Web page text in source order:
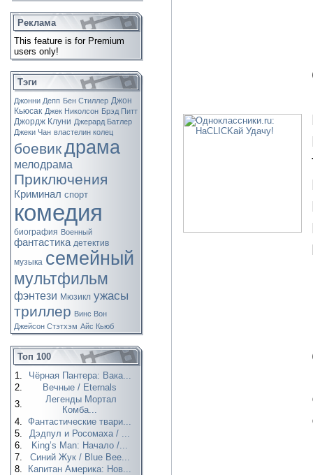
Реклама
This feature is for Premium
users only!
Тэги
Джонни Депп Бен Стиллер Джон
Кьюсак Джек Николсон Брэд Питт
Джордж Клуни Джерард Батлер
Джеки Чан властелин колец
боевикдрама
мелодрама
Приключения
Криминал спорт
комедия
биография Военный
фантастика детектив
музыка семейный
мультфильм
фэнтези Мюзикл ужасы
триллер Винс Вон
Джейсон Стэтхэм Айс Кьюб
Топ 100
1.
Чёрная Пантера: Вака...
2.
Вечные / Eternals
3.
Легенды Мортал
Комба...
4. Фантастические твари...
5.
Дэдпул и Росомаха / ...
6.
King’s Man: Начало /...
7.
Синий Жук / Blue Bee...
8.
Капитан Америка: Нов...